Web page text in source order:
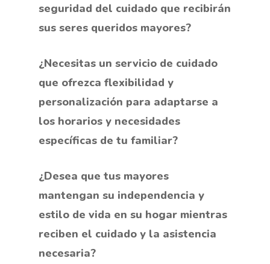
seguridad del cuidado que recibirán
sus seres queridos mayores?
¿Necesitas un servicio de cuidado
que ofrezca flexibilidad y
personalización para adaptarse a
los horarios y necesidades
específicas de tu familiar?
¿Desea que tus mayores
mantengan su independencia y
estilo de vida en su hogar mientras
reciben el cuidado y la asistencia
necesaria?